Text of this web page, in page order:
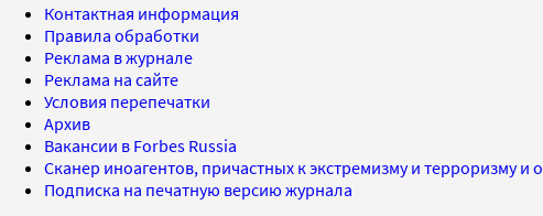
Контактная информация
Правила обработки
Реклама в журнале
Реклама на сайте
Условия перепечатки
Архив
Вакансии в Forbes Russia
Сканер иноагентов, причастных к экстремизму и терроризму
Подписка на печатную версию журнала